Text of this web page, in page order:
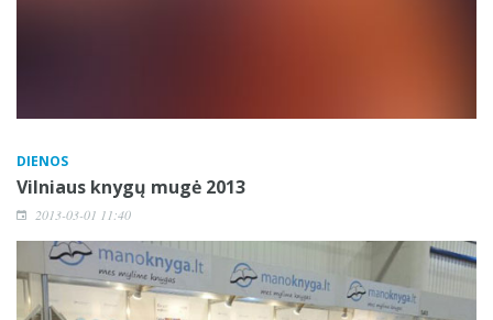
DIENOS
Vilniaus knygų mugė 2013
2013-03-01 11:40